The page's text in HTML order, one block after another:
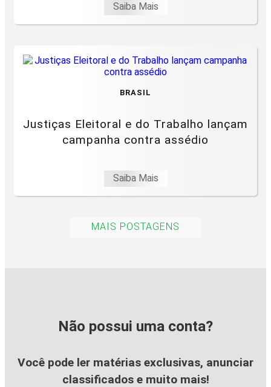
Saiba Mais
BRASIL
Justiças Eleitoral e do Trabalho lançam
campanha contra assédio
Saiba Mais
MAIS POSTAGENS
Não possui uma conta?
Você pode ler matérias exclusivas, anunciar
classificados e muito mais!